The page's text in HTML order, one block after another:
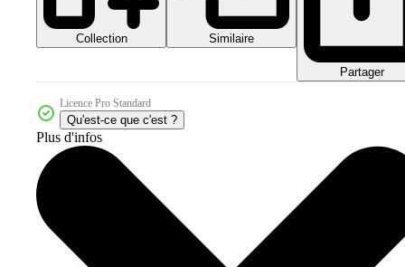
Collection Similaire
Partager
Licence Pro Standard
Qu'est-ce que c'est ?
Plus d'infos